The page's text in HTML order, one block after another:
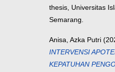
thesis, Universitas
Semarang.
Anisa, Azka Putri
INTERVENSI
KEPATUHAN